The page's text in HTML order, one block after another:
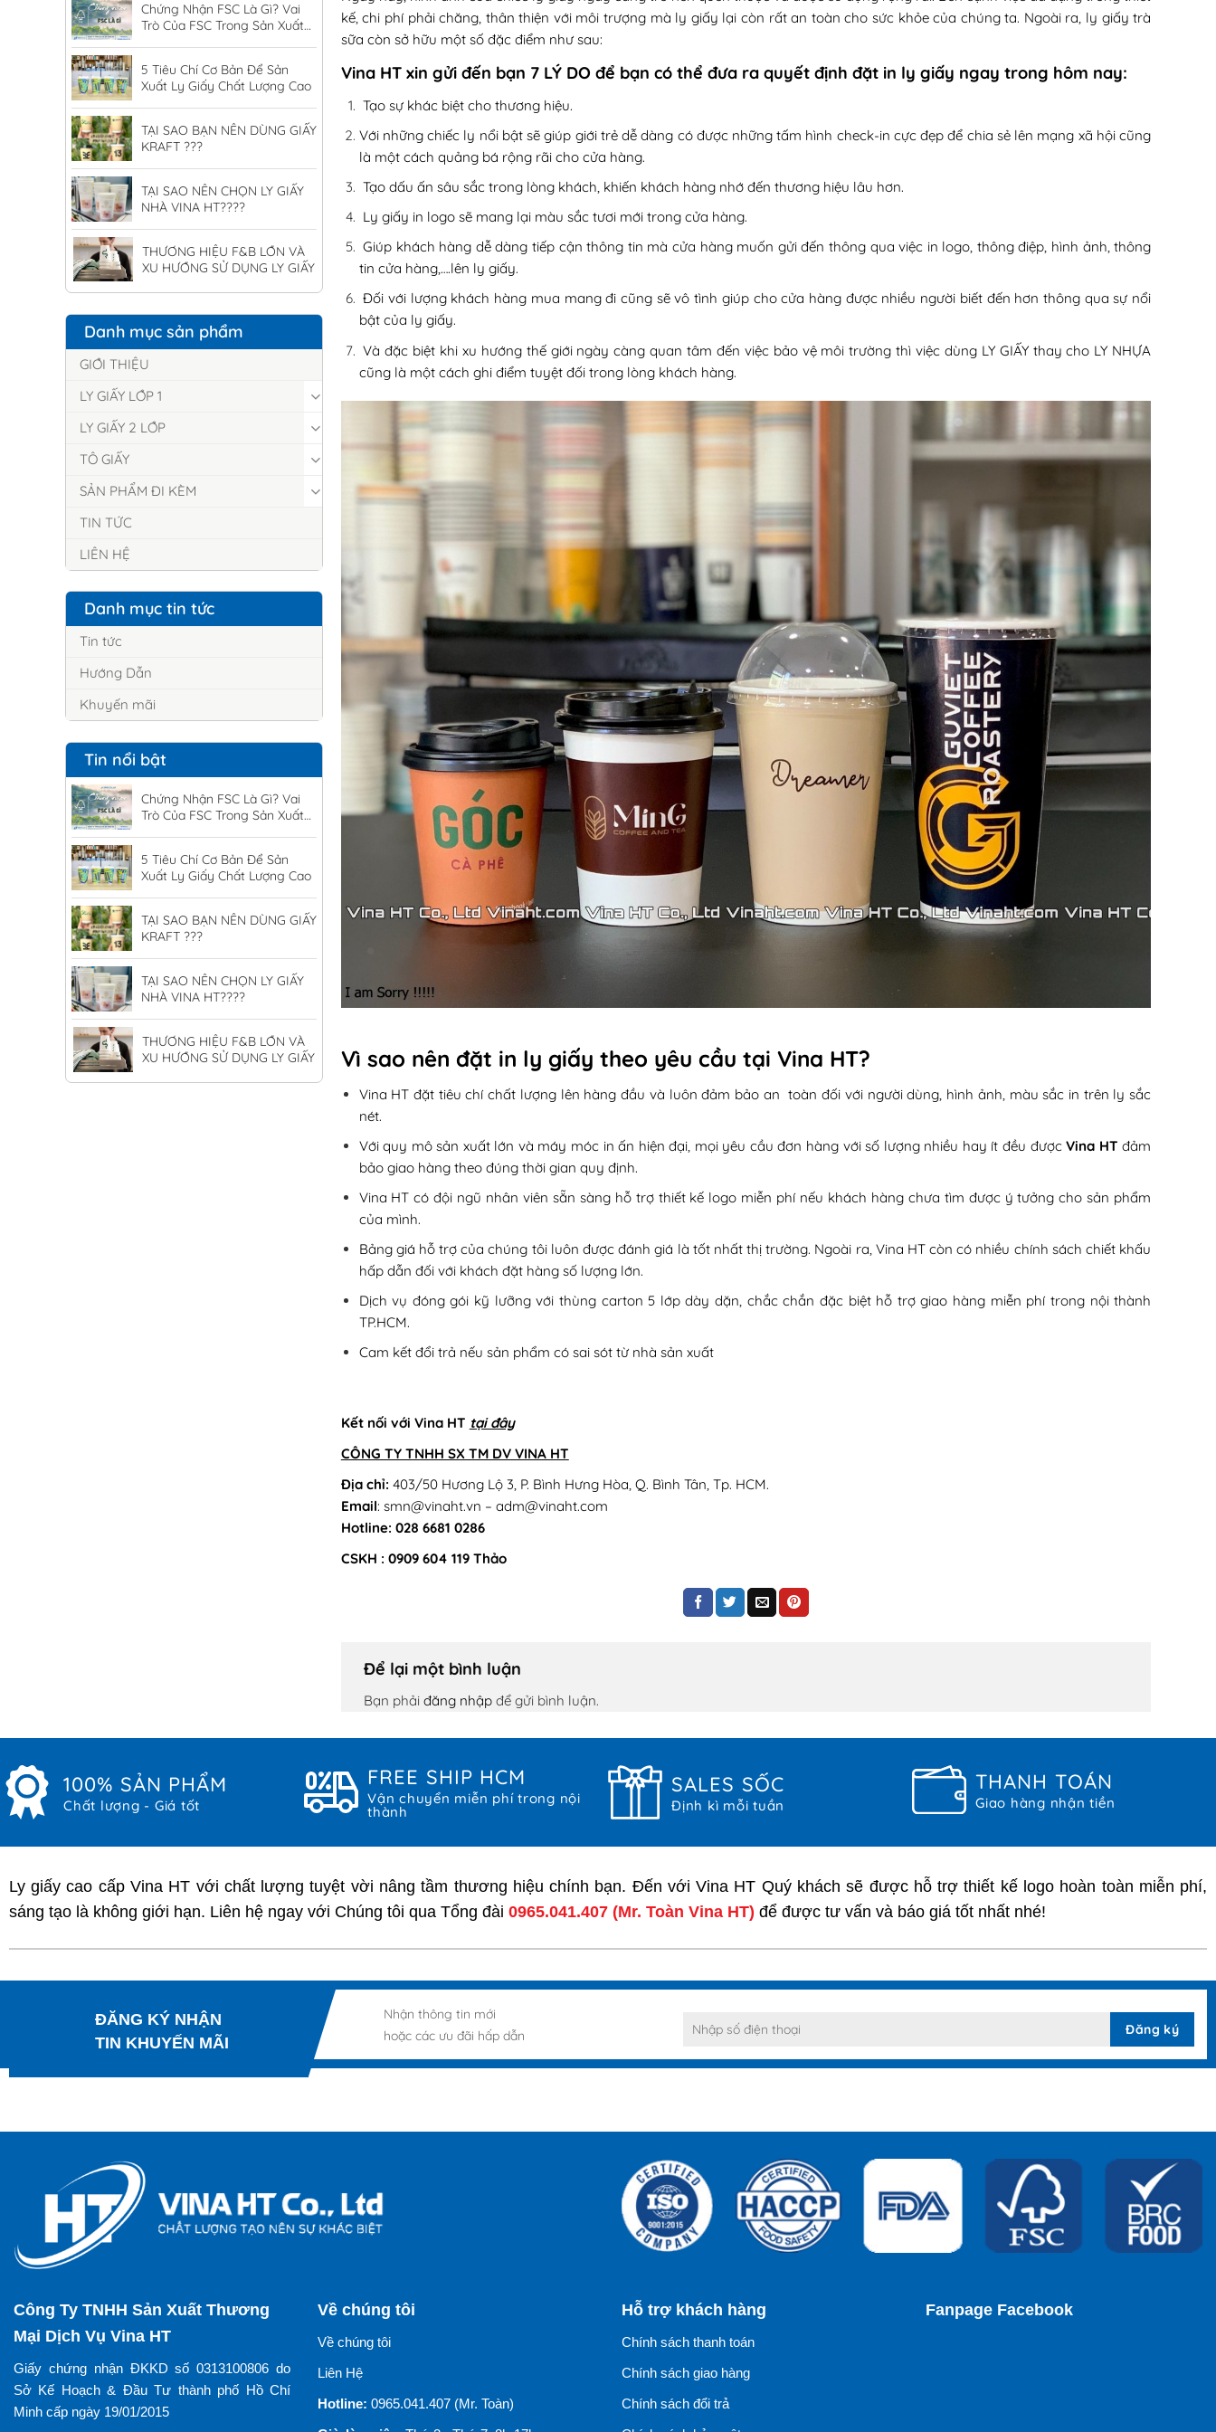
Chứng Nhận FSC Là Gì? Vai
Trò Của FSC Trong Sản Xuất
5 Tiêu Chí Cơ Bản Để Sản
Xuất Ly Giấy Chất Lượng Cao
TẠI SAO BẠN NÊN DÙNG GIẤY
KRAFT ???
TẠI SAO NÊN CHỌN LY GIẤY
NHÀ VINA HT????
THƯƠNG HIỆU F&B LỚN VÀ
XU HƯỚNG SỬ DỤNG LY GIẤY
Danh mục sản phẩm
GIỚI THIỆU
LY GIẤY LỚP 1
LY GIẤY 2 LỚP
TÔ GIẤY
SẢN PHẨM ĐI KÈM
TIN TỨC
LIÊN HỆ
Danh mục tin tức
Tin tức
Hướng Dẫn
Khuyến mãi
Tin nổi bật
Chứng Nhận FSC Là Gì? Vai
Trò Của FSC Trong Sản Xuất
5 Tiêu Chí Cơ Bản Để Sản
Xuất Ly Giấy Chất Lượng Cao
TẠI SAO BẠN NÊN DÙNG GIẤY
KRAFT ???
TẠI SAO NÊN CHỌN LY GIẤY
NHÀ VINA HT????
THƯƠNG HIỆU F&B LỚN VÀ
XU HƯỚNG SỬ DỤNG LY GIẤY
kế, chi phí phải chăng, thân thiện với môi trượng mà ly giấy lại còn rất an toàn cho sức khỏe của chúng ta. Ngoài ra, ly giấy trà
sữa còn sở hữu một số đặc điểm như sau:
Vina HT xin gửi đến bạn 7 LÝ DO để bạn có thể đưa ra quyết định đặt in ly giấy ngay trong hôm nay:
Tạo sự khác biệt cho thương hiệu.
Với những chiếc ly nổi bật sẽ giúp giới trẻ dễ dàng có được những tấm hình check-in cực đẹp để chia sẻ lên mạng xã hội cũng
là một cách quảng bá rộng rãi cho cửa hàng.
Tạo dấu ấn sâu sắc trong lòng khách, khiến khách hàng nhớ đến thương hiệu lâu hơn.
Ly giấy in logo sẽ mang lại màu sắc tươi mới trong cửa hàng.
Giúp khách hàng dễ dàng tiếp cận thông tin mà cửa hàng muốn gửi đến thông qua việc in logo, thông điệp, hình ảnh, thông
tin cửa hàng,….lên ly giấy.
Đối với lượng khách hàng mua mang đi cũng sẽ vô tình giúp cho cửa hàng được nhiều người biết đến hơn thông qua sự nổi
bật của ly giấy.
Và đặc biệt khi xu hướng thế giới ngày càng quan tâm đến việc bảo vệ môi trường thì việc dùng LY GIẤY thay cho LY NHỰA
cũng là một cách ghi điểm tuyệt đối trong lòng khách hàng.
Vì sao nên đặt in ly giấy theo yêu cầu tại Vina HT?
Vina HT đặt tiêu chí chất lượng lên hàng đầu và luôn đảm bảo an toàn đối với người dùng, hình ảnh, màu sắc in trên ly sắc
nét.
Với quy mô sản xuất lớn và máy móc in ấn hiện đại, mọi yêu cầu đơn hàng với số lượng nhiều hay ít đều đượcVina HTđảm
bảo giao hàng theo đúng thời gian quy định.
Vina HT có đội ngũ nhân viên sẵn sàng hỗ trợ thiết kế logo miễn phí nếu khách hàng chưa tìm được ý tưởng cho sản phẩm
của mình.
Bảng giá hỗ trợ của chúng tôi luôn được đánh giá là tốt nhất thị trường. Ngoài ra, Vina HT còn có nhiều chính sách chiết khấu
hấp dẫn đối với khách đặt hàng số lượng lớn.
Dịch vụ đóng gói kỹ lưỡng với thùng carton 5 lớp dày dặn, chắc chắn đặc biệt hỗ trợ giao hàng miễn phí trong nội thành
TP.HCM.
Cam kết đổi trả nếu sản phẩm có sai sót từ nhà sản xuất
Kết nối với Vina HT tại đây
CÔNG TY TNHH SX TM DV VINA HT
Địa chỉ: 403/50 Hương Lộ 3, P. Bình Hưng Hòa, Q. Bình Tân, Tp. HCM.
Email: smn@vinaht.vn – adm@vinaht.com
Hotline: 028 6681 0286
CSKH : 0909 604 119 Thảo
Để lại một bình luận
Bạn phải đăng nhậpđể gửi bình luận.
100% SẢN PHẨM
Chất lượng - Giá tốt
FREE SHIP HCM
Vận chuyển miễn phí trong nội
thành
SALES SỐC
Định kì mỗi tuần
THANH TOÁN
Giao hàng nhận tiền
Ly giấy cao cấp Vina HT với chất lượng tuyệt vời nâng tầm thương hiệu chính bạn. Đến với Vina HT Quý khách sẽ được hỗ trợ thiết kế logo hoàn toàn miễn phí,
sáng tạo là không giới hạn. Liên hệ ngay với Chúng tôi qua Tổng đài 0965.041.407(Mr. Toàn Vina HT) để được tư vấn và báo giá tốt nhất nhé!
ĐĂNG KÝ NHẬN
TIN KHUYẾN MÃI
Nhận thông tin mới
hoặc các ưu đãi hấp dẫn
Công Ty TNHH Sản Xuất Thương
Mại Dịch Vụ Vina HT
Giấy chứng nhận ĐKKD số 0313100806 do
Sở Kế Hoạch & Đầu Tư thành phố Hồ Chí
Minh cấp ngày 19/01/2015
Về chúng tôi
Về chúng tôi
Liên Hệ
Hotline: 0965.041.407 (Mr. Toàn)
Hỗ trợ khách hàng
Chính sách thanh toán
Chính sách giao hàng
Chính sách đổi trả
Fanpage Facebook